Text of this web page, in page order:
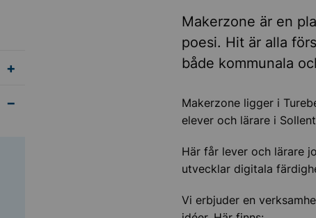
Undermeny för Sollentuna lärarpris
Undermeny för Utförare skola – verktyg och stöd
Makerzone är en
poesi. Hit är alla
både kommunala
Makerzone ligger i
elever och lärare i
Här får lever och lärare
utvecklar digitala
Vi erbjuder en